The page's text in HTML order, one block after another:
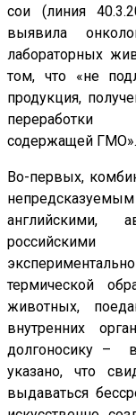
сои (линия
выявила
лабораторных
том, что «не
продукция,
переработки
содержащей ГМО».
Во-первых,
английскими,
термической
животных,
внутренних
долгоносику –
указано, что
выдаваться